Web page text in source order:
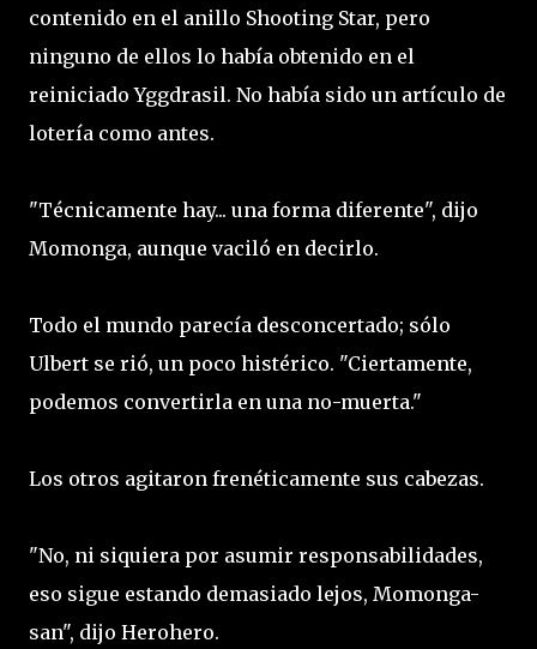
contenido en el anillo Shooting Star, pero
ninguno de ellos lo había obtenido en el
reiniciado Yggdrasil. No había sido un artículo de
lotería como antes.
"Técnicamente hay... una forma diferente", dijo
Momonga, aunque vaciló en decirlo.
Todo el mundo parecía desconcertado; sólo
Ulbert se rió, un poco histérico. "Ciertamente,
podemos convertirla en una no-muerta."
Los otros agitaron frenéticamente sus cabezas.
"No, ni siquiera por asumir responsabilidades,
eso sigue estando demasiado lejos, Momonga-
san", dijo Herohero.